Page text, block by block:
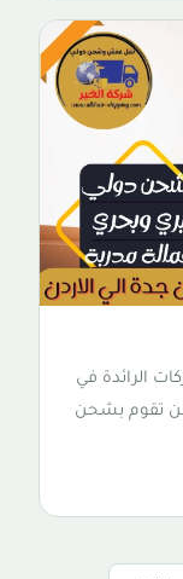
الرائدة في
تقوم بشحن